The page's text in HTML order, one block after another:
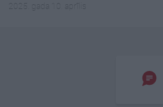
2025. gada 10. aprīlis